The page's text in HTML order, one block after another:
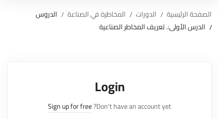
الصفحة الرئيسية الدورات المخاطرة في الصناعة
الدروس
الدرس الأولى:. تعريف المخاطر الصناعية
Login
Don't have an account yet?
Sign up for free